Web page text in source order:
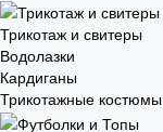
Трикотаж и свитеры
Водолазки
Кардиганы
Трикотажные костюмы